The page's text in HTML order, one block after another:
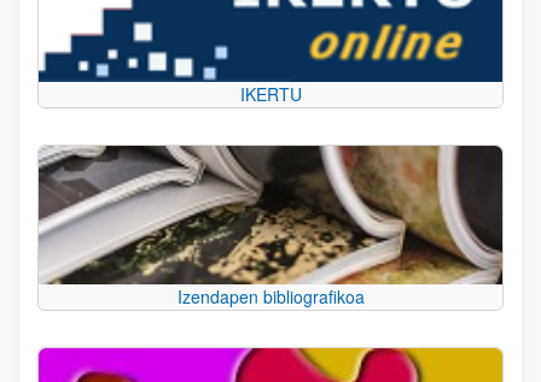
IKERTU
Izendapen bibliografikoa